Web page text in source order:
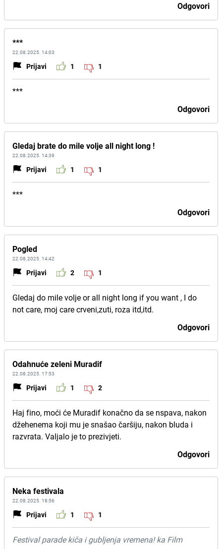
Odgovori
***
22.08.2025. 14:03
Prijavi 1 1
***
Odgovori
Gledaj brate do mile volje all night long !
22.08.2025. 14:39
Prijavi 1 1
***
Odgovori
Pogled
22.08.2025. 14:42
Prijavi 2 1
Gledaj do mile volje or all night long if you want , I do
not care, moj care crveni,zuti, roza itd,itd.
Odgovori
Odahnuće zeleni Muradif
22.08.2025. 17:53
Prijavi 1 2
Haj fino, moći će Muradif konačno da se nspava, nakon
džehenema koji mu je snašao čaršiju, nakon bluda i
razvrata. Valjalo je to prezivjeti.
Odgovori
Neka festivala
22.08.2025. 18:56
Prijavi 1 1
Festival parade kiča i gubljenja vremena! ka Film